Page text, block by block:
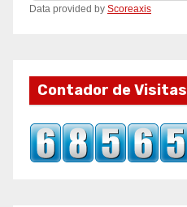
Data provided by Scoreaxis
Contador de Visitas